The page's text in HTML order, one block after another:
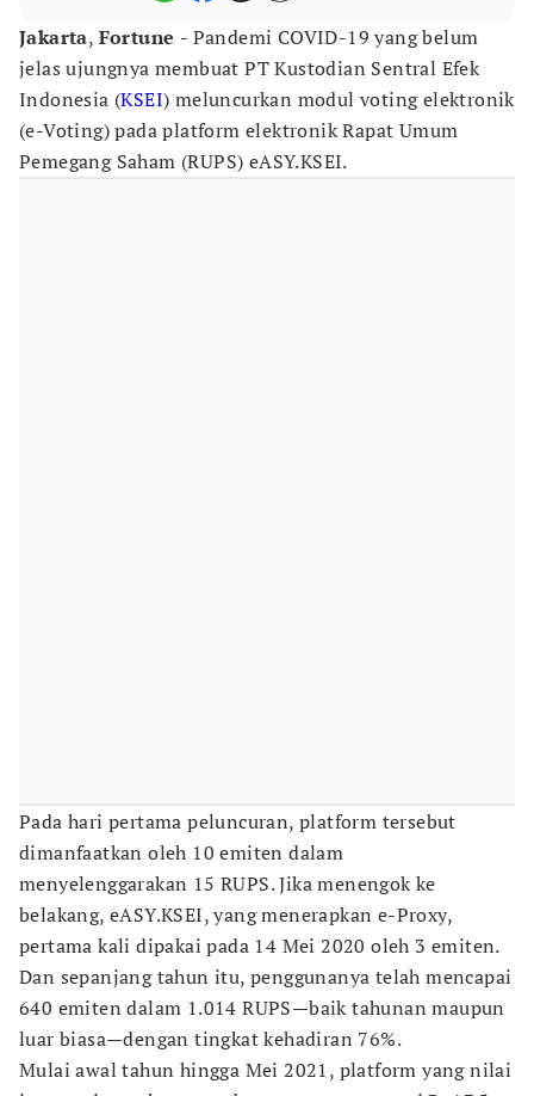
Jakarta, Fortune - Pandemi COVID-19 yang belum
jelas ujungnya membuat PT Kustodian Sentral Efek
Indonesia (KSEI) meluncurkan modul voting elektronik
(e-Voting) pada platform elektronik Rapat Umum
Pemegang Saham (RUPS) eASY.KSEI.
Pada hari pertama peluncuran, platform tersebut
dimanfaatkan oleh 10 emiten dalam
menyelenggarakan 15 RUPS. Jika menengok ke
belakang, eASY.KSEI, yang menerapkan e-Proxy,
pertama kali dipakai pada 14 Mei 2020 oleh 3 emiten.
Dan sepanjang tahun itu, penggunanya telah mencapai
640 emiten dalam 1.014 RUPS—baik tahunan maupun
luar biasa—dengan tingkat kehadiran 76%.
Mulai awal tahun hingga Mei 2021, platform yang nilai